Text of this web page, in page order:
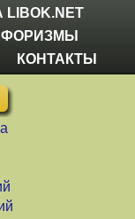
КОНТАКТЫ